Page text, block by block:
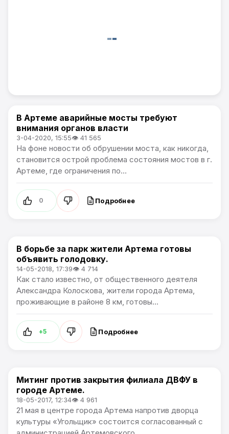
Проблемы города / Артемпортал
В Артеме аварийные мосты требуют
внимания органов власти
3-04-2020, 15:55👁 41 565
На фоне новости об обрушении моста, как никогда,
становится острой проблема состояния мостов в г.
Артеме, где ограничения по...
0 Подробнее
Общество / Проблемы города / Артемпортал
В борьбе за парк жители Артема готовы
объявить голодовку.
14-05-2018, 17:39👁 4 714
Как стало известно, от общественного деятеля
Александра Колоскова, жители города Артема,
проживающие в районе 8 км, готовы...
+5 Подробнее
Общество / Артемпортал
Митинг против закрытия филиала ДВФУ в
городе Артеме.
18-05-2017, 12:34👁 4 961
21 мая в центре города Артема напротив дворца
культуры «Угольщик» состоится согласованный с